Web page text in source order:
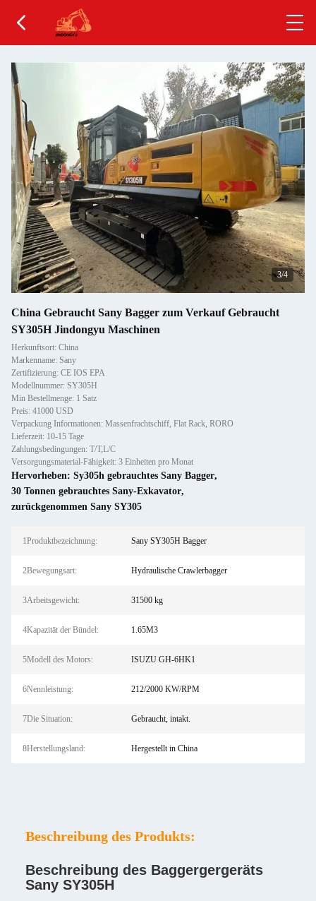
4/4
China Gebraucht Sany Bagger zum Verkauf Gebraucht
SY305H Jindongyu Maschinen
Herkunftsort: China
Markenname: Sany
Zertifizierung: CE IOS EPA
Modellnummer: SY305H
Min Bestellmenge: 1 Satz
Preis: 41000 USD
Verpackung Informationen: Massenfrachtschiff, Flat Rack, RORO
Lieferzeit: 10-15 Tage
Zahlungsbedingungen: T/T,L/C
Versorgungsmaterial-Fähigkeit: 3 Einheiten pro Monat
Hervorheben: Sy305h gebrauchtes Sany Bagger,
30 Tonnen gebrauchtes Sany-Exkavator,
zurückgenommen Sany SY305
1Produktbezeichnung: Sany SY305H Bagger
2Bewegungsart: Hydraulische Crawlerbagger
3Arbeitsgewicht: 31500 kg
4Kapazität der Bündel: 1.65M3
5Modell des Motors: ISUZU GH-6HK1
6Nennleistung: 212/2000 KW/RPM
7Die Situation: Gebraucht, intakt.
8Herstellungsland: Hergestellt in China
Beschreibung des Produkts:
Beschreibung des Baggergergeräts
Sany SY305H